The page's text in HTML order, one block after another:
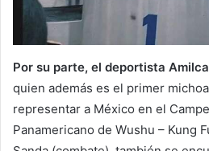
Por su parte, el deportista
quien además es el primer
representar a México en el
Panamericano de Wushu – Kung